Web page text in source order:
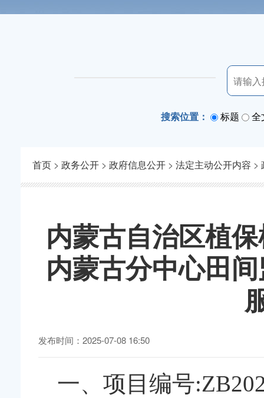
搜索位置： 标题 全
首页 > 政务公开 > 政府信息公开 > 法定主动公开内容 >
内蒙古自治区植
内蒙古分中心田
发布时间：2025-07-08 16:50
一、项目编号: